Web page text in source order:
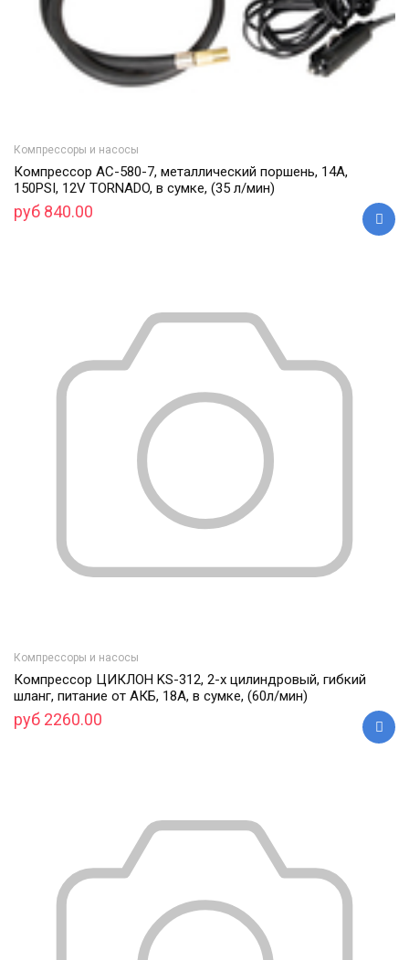
Компрессоры и насосы
Компрессор АС-580-7, металлический поршень, 14А,
150PSI, 12V TORNADO, в сумке, (35 л/мин)
руб 840.00
Компрессоры и насосы
Компрессор ЦИКЛОН KS-312, 2-х цилиндровый, гибкий
шланг, питание от АКБ, 18А, в сумке, (60л/мин)
руб 2260.00